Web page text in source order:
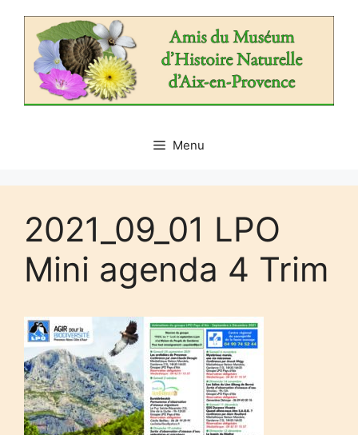
contenu
Menu
2021_09_01 LPO
Mini agenda 4 Trim